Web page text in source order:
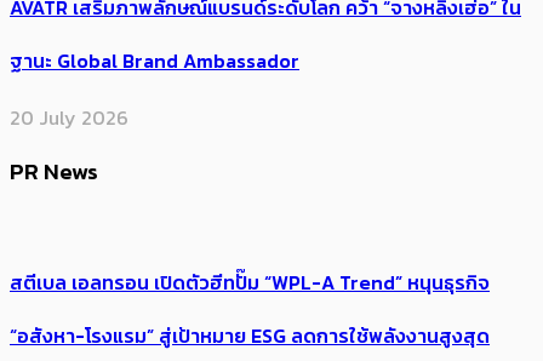
AVATR เสริมภาพลักษณ์แบรนด์ระดับโลก คว้า “จางหลิงเฮ่อ” ใน
ฐานะ Global Brand Ambassador
20 July 2026
PR News
สตีเบล เอลทรอน เปิดตัวฮีทปั๊ม “WPL-A Trend” หนุนธุรกิจ
“อสังหา-โรงแรม” สู่เป้าหมาย ESG ลดการใช้พลังงานสูงสุด